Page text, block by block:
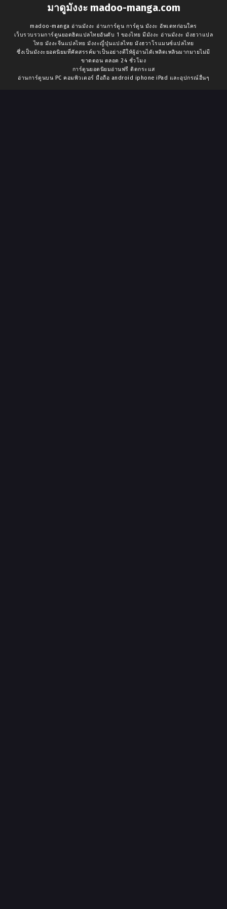
มาดูมังงะ madoo-manga.com
madoo-manga อ่านมังงะ อ่านการ์ตูน การ์ตูน มังงะ อัพเดทก่อนใคร
เว็บรวบรวมการ์ตูนยอดฮิตแปลไทยอันดับ 1 ของไทย มีมังงะ อ่านมังงะ มังฮวาแปล
ไทย มังงะจีนแปลไทย มังงะญี่ปุ่นแปลไทย มังฮวาโรแมนซ์แปลไทย
ซึ่งเป็นมังงะยอดนิยมที่คัดสรรค์มาเป็นอย่างดีให้ผู้อ่านได้เพลิดเพลินมากมายไม่มี
ขาดตอน ตลอด 24 ชั่วโมง
การ์ตูนยอดนิยมอ่านฟรี ติดกระแส
อ่านการ์ตูนบน PC คอมพิวเตอร์ มือถือ android iphone iPad และอุปกรณ์อื่นๆ